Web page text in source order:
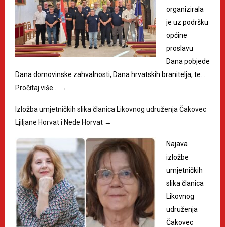
organizirala
je uz podršku
općine
proslavu
Dana pobjede
Dana domovinske zahvalnosti, Dana hrvatskih branitelja, te…
Pročitaj više…
→
Izložba umjetničkih slika članica Likovnog udruženja Čakovec
Ljiljane Horvat i Nede Horvat →
Najava
izložbe
umjetničkih
slika članica
Likovnog
udruženja
Čakovec